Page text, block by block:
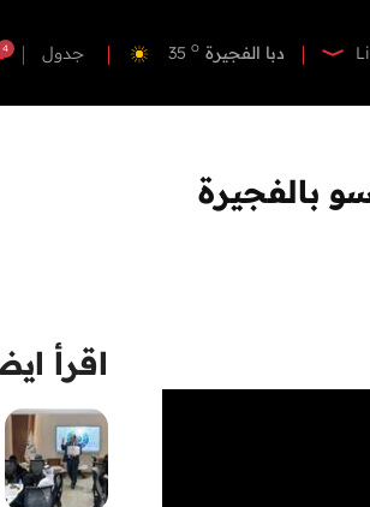
دبا الفجيرة 35 o
أم القيوين o
جدول 4
اقرأ